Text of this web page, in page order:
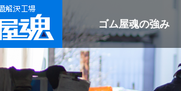
ゴム屋魂の強み